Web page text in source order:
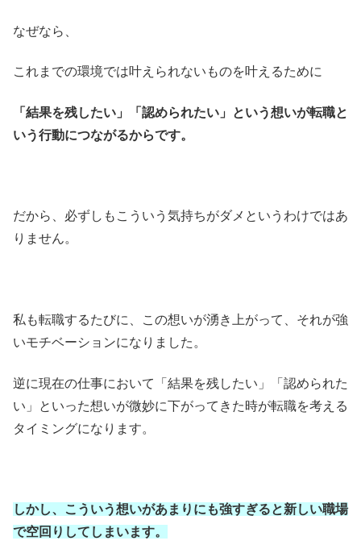
なぜなら、
これまでの環境では叶えられないものを叶えるために
「結果を残したい」「認められたい」という想いが転職と
いう行動につながるからです。
だから、必ずしもこういう気持ちがダメというわけではあ
りません。
私も転職するたびに、この想いが湧き上がって、それが強
いモチベーションになりました。
逆に現在の仕事において「結果を残したい」「認められた
い」といった想いが微妙に下がってきた時が転職を考える
タイミングになります。
しかし、こういう想いがあまりにも強すぎると新しい職場
で空回りしてしまいます。